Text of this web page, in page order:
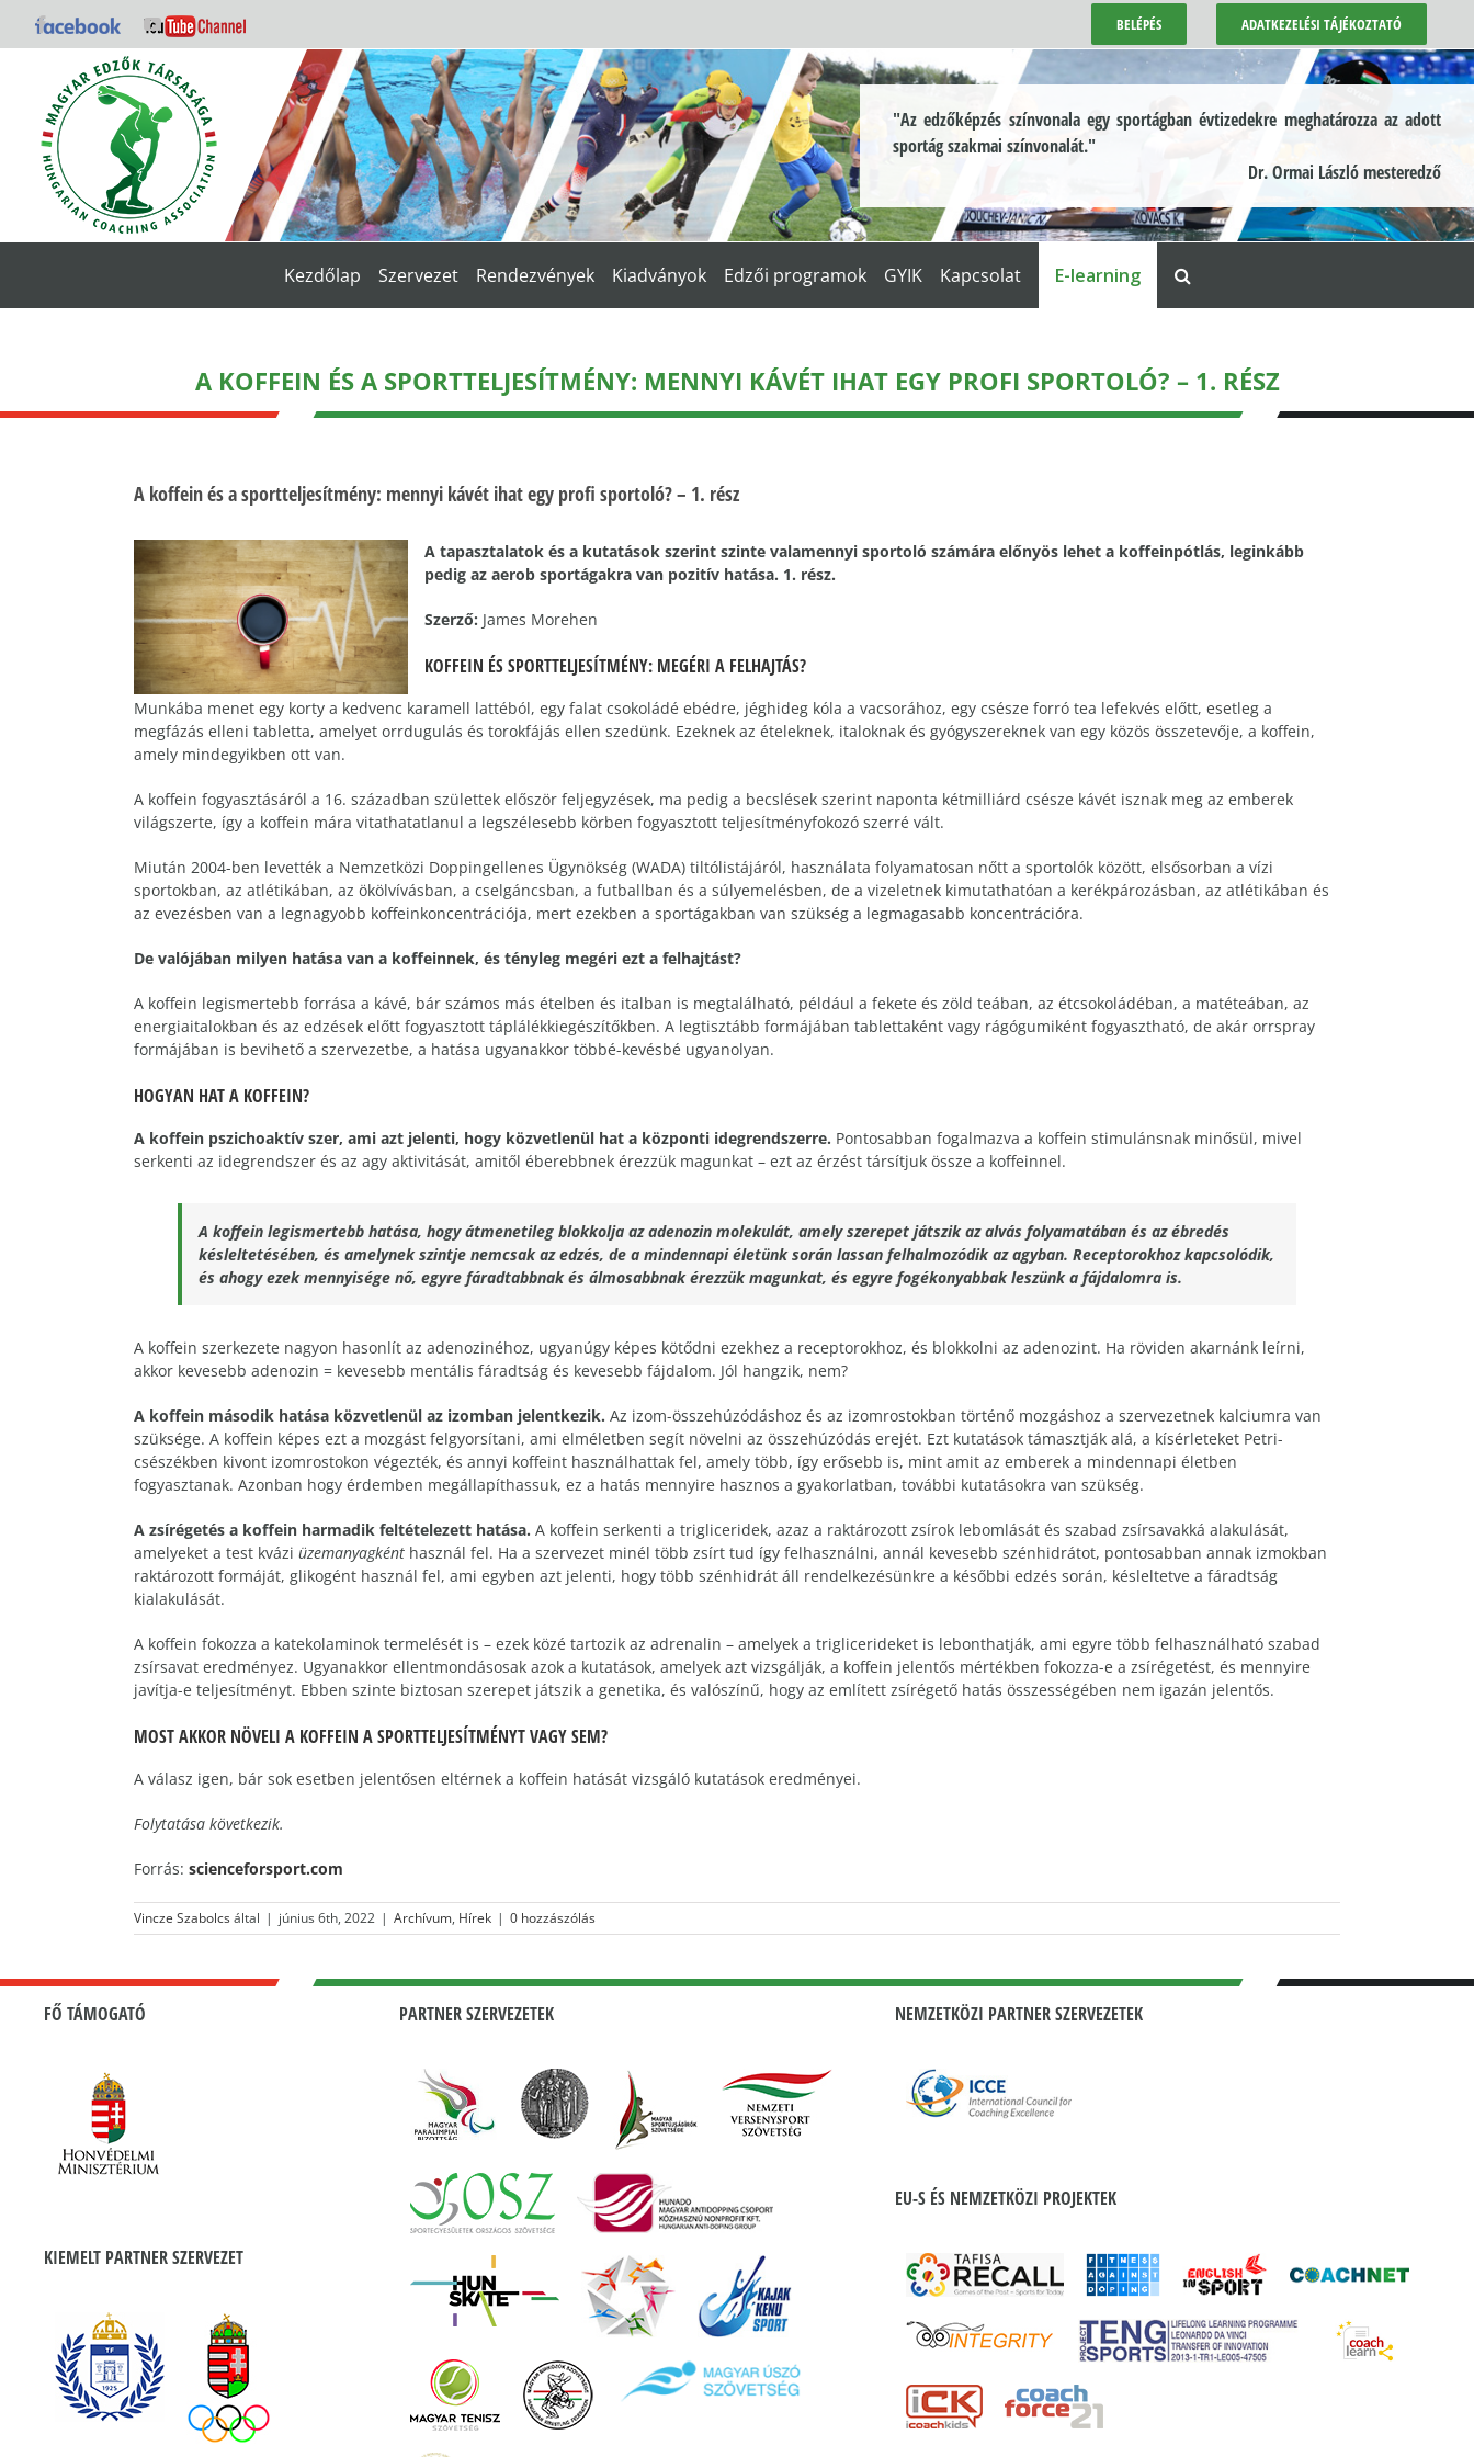
Kihagyás
Facebook YouTube BELÉPÉS ADATKEZELÉSI TÁJÉKOZTATÓ
"Az edzőképzés színvonala egy sportágban évtizedekre meghatározza az adott
sportág szakmai színvonalát."
Dr. Ormai László mesteredző
Kezdőlap Szervezet Rendezvények Kiadványok Edzői programok GYIK Kapcsolat E-learning
A KOFFEIN ÉS A SPORTTELJESÍTMÉNY: MENNYI KÁVÉT IHAT EGY PROFI SPORTOLÓ? – 1. RÉSZ
A koffein és a sportteljesítmény: mennyi kávét ihat egy profi sportoló? – 1. rész
A tapasztalatok és a kutatások szerint szinte valamennyi sportoló számára előnyös lehet a koffeinpótlás, leginkább
pedig az aerob sportágakra van pozitív hatása. 1. rész.
Szerző: James Morehen
KOFFEIN ÉS SPORTTELJESÍTMÉNY: MEGÉRI A FELHAJTÁS?
Munkába menet egy korty a kedvenc karamell lattéból, egy falat csokoládé ebédre, jéghideg kóla a vacsorához, egy csésze forró tea lefekvés előtt, esetleg a
megfázás elleni tabletta, amelyet orrdugulás és torokfájás ellen szedünk. Ezeknek az ételeknek, italoknak és gyógyszereknek van egy közös összetevője, a koffein,
amely mindegyikben ott van.
A koffein fogyasztásáról a 16. században születtek először feljegyzések, ma pedig a becslések szerint naponta kétmilliárd csésze kávét isznak meg az emberek
világszerte, így a koffein mára vitathatatlanul a legszélesebb körben fogyasztott teljesítményfokozó szerré vált.
Miután 2004-ben levették a Nemzetközi Doppingellenes Ügynökség (WADA) tiltólistájáról, használata folyamatosan nőtt a sportolók között, elsősorban a vízi
sportokban, az atlétikában, az ökölvívásban, a cselgáncsban, a futballban és a súlyemelésben, de a vizeletnek kimutathatóan a kerékpározásban, az atlétikában és
az evezésben van a legnagyobb koffeinkoncentrációja, mert ezekben a sportágakban van szükség a legmagasabb koncentrációra.
De valójában milyen hatása van a koffeinnek, és tényleg megéri ezt a felhajtást?
A koffein legismertebb forrása a kávé, bár számos más ételben és italban is megtalálható, például a fekete és zöld teában, az étcsokoládéban, a matéteában, az
energiaitalokban és az edzések előtt fogyasztott táplálékkiegészítőkben. A legtisztább formájában tablettaként vagy rágógumiként fogyasztható, de akár orrspray
formájában is bevihető a szervezetbe, a hatása ugyanakkor többé-kevésbé ugyanolyan.
HOGYAN HAT A KOFFEIN?
A koffein pszichoaktív szer, ami azt jelenti, hogy közvetlenül hat a központi idegrendszerre. Pontosabban fogalmazva a koffein stimulánsnak minősül, mivel
serkenti az idegrendszer és az agy aktivitását, amitől éberebbnek érezzük magunkat – ezt az érzést társítjuk össze a koffeinnel.
A koffein legismertebb hatása, hogy átmenetileg blokkolja az adenozin molekulát, amely szerepet játszik az alvás folyamatában és az ébredés
késleltetésében, és amelynek szintje nemcsak az edzés, de a mindennapi életünk során lassan felhalmozódik az agyban. Receptorokhoz kapcsolódik,
és ahogy ezek mennyisége nő, egyre fáradtabbnak és álmosabbnak érezzük magunkat, és egyre fogékonyabbak leszünk a fájdalomra is.
A koffein szerkezete nagyon hasonlít az adenozinéhoz, ugyanúgy képes kötődni ezekhez a receptorokhoz, és blokkolni az adenozint. Ha röviden akarnánk leírni,
akkor kevesebb adenozin = kevesebb mentális fáradtság és kevesebb fájdalom. Jól hangzik, nem?
A koffein második hatása közvetlenül az izomban jelentkezik. Az izom-összehúzódáshoz és az izomrostokban történő mozgáshoz a szervezetnek kalciumra van
szüksége. A koffein képes ezt a mozgást felgyorsítani, ami elméletben segít növelni az összehúzódás erejét. Ezt kutatások támasztják alá, a kísérleteket Petri-
csészékben kivont izomrostokon végezték, és annyi koffeint használhattak fel, amely több, így erősebb is, mint amit az emberek a mindennapi életben
fogyasztanak. Azonban hogy érdemben megállapíthassuk, ez a hatás mennyire hasznos a gyakorlatban, további kutatásokra van szükség.
A zsírégetés a koffein harmadik feltételezett hatása. A koffein serkenti a trigliceridek, azaz a raktározott zsírok lebomlását és szabad zsírsavakká alakulását,
amelyeket a test kvázi üzemanyagként használ fel. Ha a szervezet minél több zsírt tud így felhasználni, annál kevesebb szénhidrátot, pontosabban annak izmokban
raktározott formáját, glikogént használ fel, ami egyben azt jelenti, hogy több szénhidrát áll rendelkezésünkre a későbbi edzés során, késleltetve a fáradtság
kialakulását.
A koffein fokozza a katekolaminok termelését is – ezek közé tartozik az adrenalin – amelyek a triglicerideket is lebonthatják, ami egyre több felhasználható szabad
zsírsavat eredményez. Ugyanakkor ellentmondásosak azok a kutatások, amelyek azt vizsgálják, a koffein jelentős mértékben fokozza-e a zsírégetést, és mennyire
javítja-e teljesítményt. Ebben szinte biztosan szerepet játszik a genetika, és valószínű, hogy az említett zsírégető hatás összességében nem igazán jelentős.
MOST AKKOR NÖVELI A KOFFEIN A SPORTTELJESÍTMÉNYT VAGY SEM?
A válasz igen, bár sok esetben jelentősen eltérnek a koffein hatását vizsgáló kutatások eredményei.
Folytatása következik.
Forrás: scienceforsport.com
Vincze Szabolcsáltal | június 6th, 2022 | Archívum, Hírek | 0 hozzászólás
FŐ TÁMOGATÓ
KIEMELT PARTNER SZERVEZET
PARTNER SZERVEZETEK NEMZETKÖZI PARTNER SZERVEZETEK
EU-S ÉS NEMZETKÖZI PROJEKTEK